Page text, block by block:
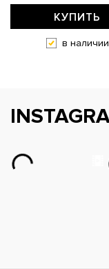
КУПИТЬ
в наличии